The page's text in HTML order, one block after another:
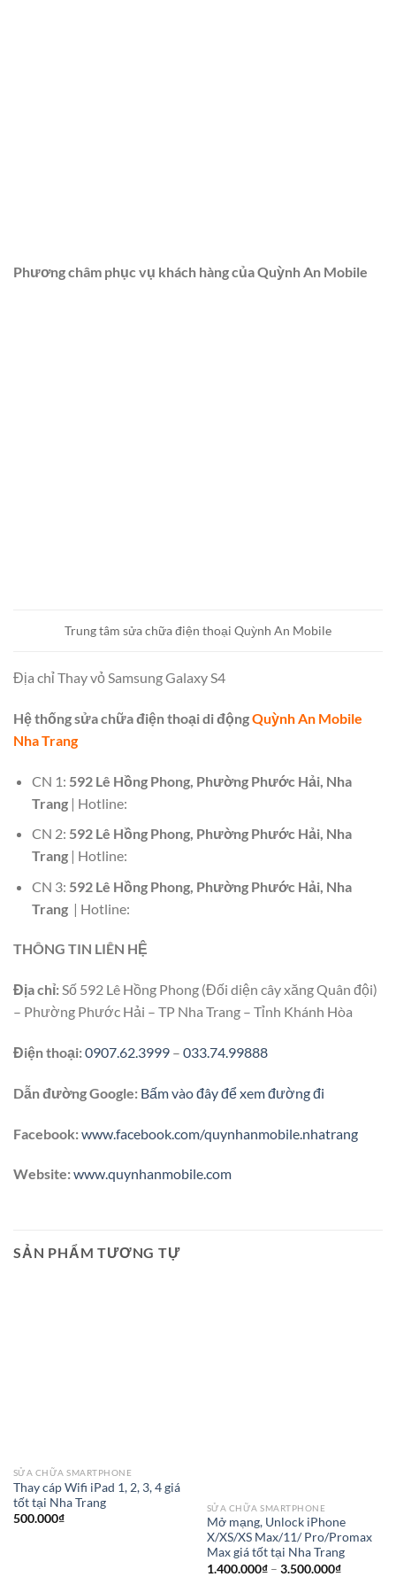
Phương châm phục vụ khách hàng của Quỳnh An Mobile
Trung tâm sửa chữa điện thoại Quỳnh An Mobile
Địa chỉ Thay vỏ Samsung Galaxy S4
Hệ thống sửa chữa điện thoại di độngQuỳnh An Mobile
Nha Trang
CN 1: 592 Lê Hồng Phong, Phường Phước Hải, Nha
Trang| Hotline:
CN 2: 592 Lê Hồng Phong, Phường Phước Hải, Nha
Trang| Hotline:
CN 3: 592 Lê Hồng Phong, Phường Phước Hải, Nha
Trang| Hotline:
THÔNG TIN LIÊN HỆ
Địa chỉ:Số 592 Lê Hồng Phong (Đối diện cây xăng Quân đội)
– Phường Phước Hải – TP Nha Trang – Tỉnh Khánh Hòa
Điện thoại:0907.62.3999 – 033.74.99888
Dẫn đường Google: Bấm vào đây để xem đường đi
Facebook:www.facebook.com/quynhanmobile.nhatrang
Website:www.quynhanmobile.com
SẢN PHẨM TƯƠNG TỰ
SỬA CHỮA SMARTPHONE
Thay cáp Wifi iPad 1, 2, 3, 4 giá
tốt tại Nha Trang
500.000₫
SỬA CHỮA SMARTPHONE
Mở mạng, Unlock iPhone
X/XS/XS Max/11/ Pro/Promax
Max giá tốt tại Nha Trang
1.400.000₫ – 3.500.000₫Khoảng